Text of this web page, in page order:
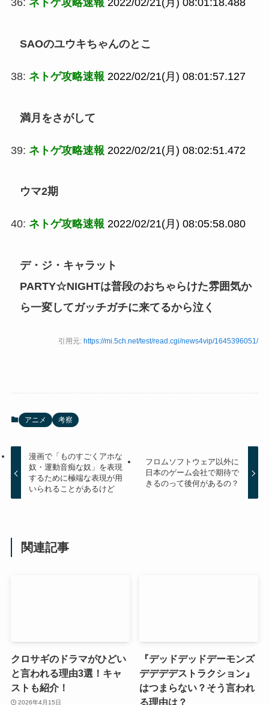
SAOのユウキちゃんのとこ
38: ネトゲ攻略速報 2022/02/21(月) 08:01:57.127
満月をさがして
39: ネトゲ攻略速報 2022/02/21(月) 08:02:51.472
ウマ2期
40: ネトゲ攻略速報 2022/02/21(月) 08:05:58.080
デ・ジ・キャラット
PARTY☆NIGHTは普段のおちゃらけた雰囲気か
ら一変してガッチガチに来てるから泣く
引用元: https://mi.5ch.net/test/read.cgi/news4vip/1645396051/
アニメ 考察
漫画で「ものすごくアホな
奴・運動音痴な奴」を表現
するために極端な表現が用
いられることがあるけど
フロムソフトウェア以外に
日本のゲーム会社で期待で
きるのって後何があるの？
関連記事
クロサギのドラマがひどい
と言われる理由3選！キャ
ストも紹介！
2026年4月15日
『デッドデッドデーモンズ
デデデデストラクション』
はつまらない？そう言われ
る理由は？